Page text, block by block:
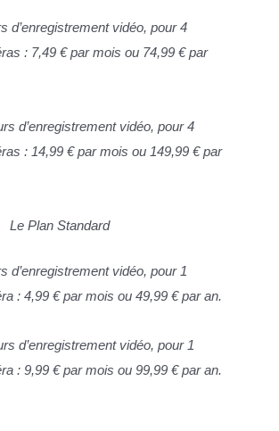
d’enregistrement vidéo, pour 4
: 7,49 € par mois ou 74,99 € par
d’enregistrement vidéo, pour 4
: 14,99 € par mois ou 149,99 € par
Le Plan Standard
d’enregistrement vidéo, pour 1
: 4,99 € par mois ou 49,99 € par an.
d’enregistrement vidéo, pour 1
: 9,99 € par mois ou 99,99 € par an.